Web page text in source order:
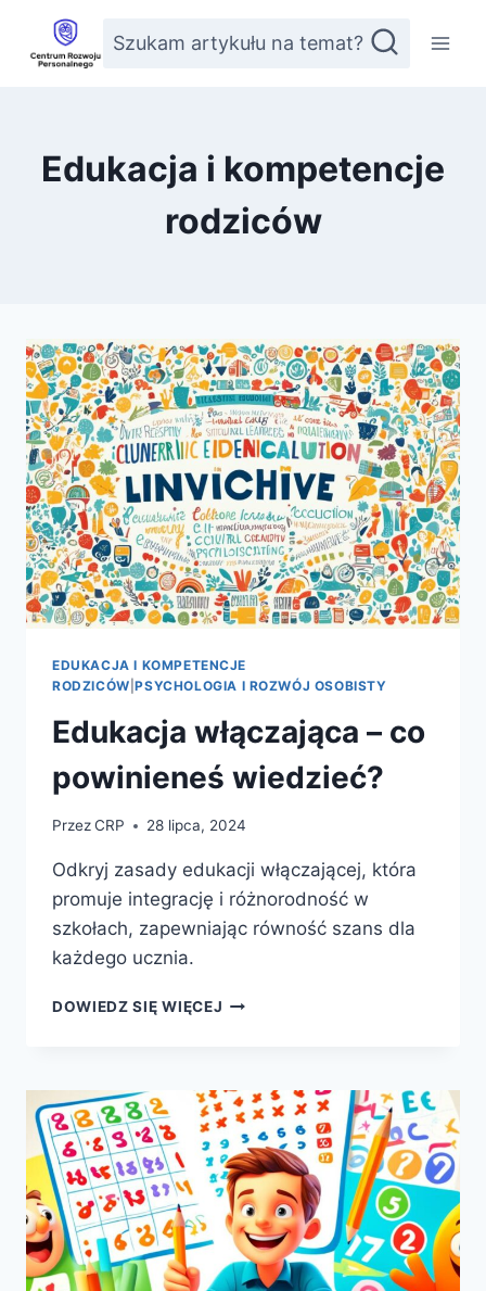
Przejdź
treści
Szukam artykułu na temat?
Edukacja i kompetencje
rodziców
EDUKACJA I KOMPETENCJE
RODZICÓW |PSYCHOLOGIA I ROZWÓJ OSOBISTY
Edukacja włączająca – co
powinieneś wiedzieć?
PrzezCRP 28 lipca, 2024
Odkryj zasady edukacji włączającej, która
promuje integrację i różnorodność w
szkołach, zapewniając równość szans dla
każdego ucznia.
DOWIEDZ SIĘ WIĘCEJ EDUKACJA
POWINIENEŚ
WIEDZIEĆ?